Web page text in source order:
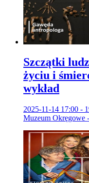
Szczątki
życiu i
wykład
2025-11-14 17:00 -
Muzeum Okręgowe